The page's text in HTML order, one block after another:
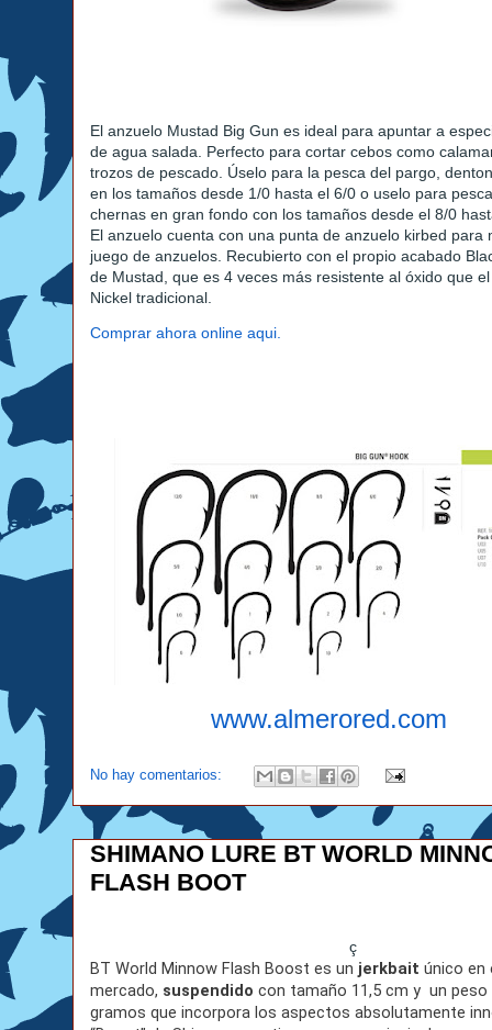
El anzuelo Mustad Big Gun es ideal para apuntar a
de agua salada. Perfecto para cortar cebos como
trozos de pescado. Úselo para la pesca del pargo,
en los tamaños desde 1/0 hasta el 6/0 o uselo para
chernas en gran fondo con los tamaños desde el 8/0
El anzuelo cuenta con una punta de anzuelo kirbed para
juego de anzuelos. Recubierto con el propio acabado
de Mustad, que es 4 veces más resistente al óxido que
Nickel tradicional.
Comprar ahora online aqui.
www.almerored.com
No hay comentarios:
SHIMANO LURE BT WORLD
FLASH BOOT
ç
BT World Minnow Flash Boost es un jerkbait único en
mercado, suspendido con tamaño 11,5 cm y un peso
gramos que incorpora los aspectos absolutamente